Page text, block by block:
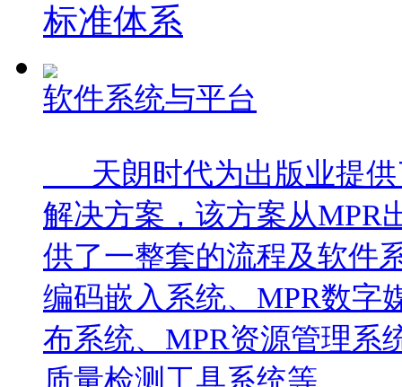
标准体系
软件系统与平台
天朗时代为出版业提供
解决方案，该方案从MPR
供了一整套的流程及软件
编码嵌入系统、MPR数字
布系统、MPR资源管理系
质量检测工具系统等。